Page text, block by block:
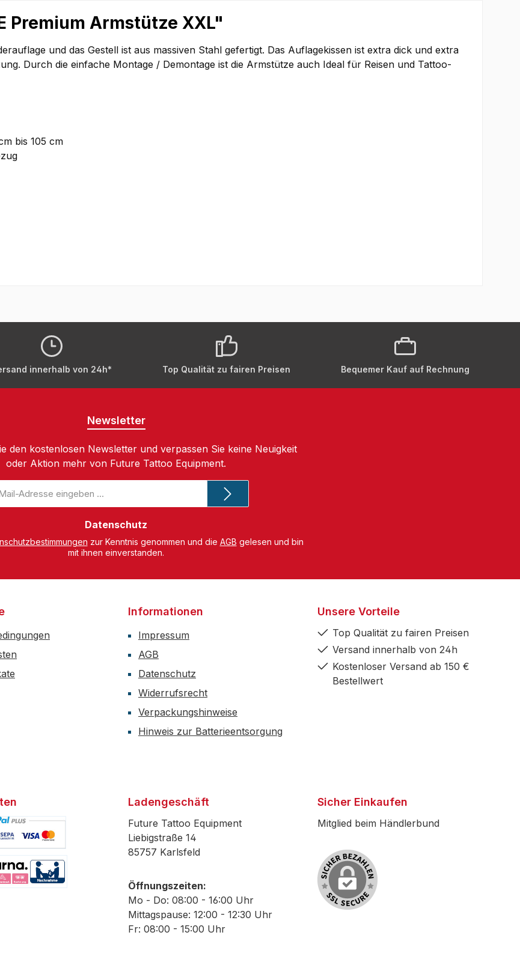
Premium Armstütze XXL"
und das Gestell ist aus massiven Stahl gefertigt. Das Auflagekissen ist extra dick und extra
Durch die einfache Montage / Demontage ist die Armstütze auch Ideal für Reisen und Tattoo-
bis 105 cm
innerhalb von 24h* Top Qualität zu fairen Preisen Bequemer Kauf auf Rechnung
Newsletter
den kostenlosen Newsletter und verpassen Sie keine Neuigkeit
oder Aktion mehr von Future Tattoo Equipment.
Datenschutz
zur Kenntnis genommen und die AGB gelesen und bin
mit ihnen einverstanden.
Informationen
Impressum
AGB
Datenschutz
Widerrufsrecht
Verpackungshinweise
Hinweis zur Batterieentsorgung
Unsere Vorteile
Top Qualität zu fairen Preisen
Versand innerhalb von 24h
Kostenloser Versand ab 150 €
Bestellwert
Ladengeschäft
Future Tattoo Equipment
Liebigstraße 14
85757 Karlsfeld
Öffnungszeiten:
Mo - Do: 08:00 - 16:00 Uhr
Mittagspause: 12:00 - 12:30 Uhr
Fr: 08:00 - 15:00 Uhr
Sicher Einkaufen
Mitglied beim Händlerbund